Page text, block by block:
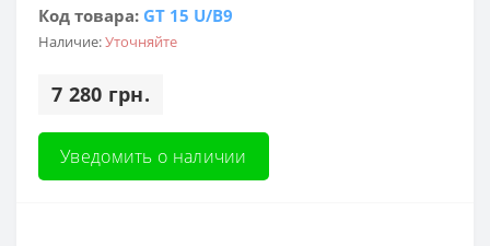
Код товара: GT 15 U/B9
Наличие:Уточняйте
7 280 грн.
Уведомить о наличии